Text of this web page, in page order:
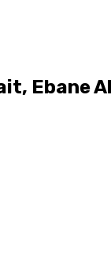
Ebane